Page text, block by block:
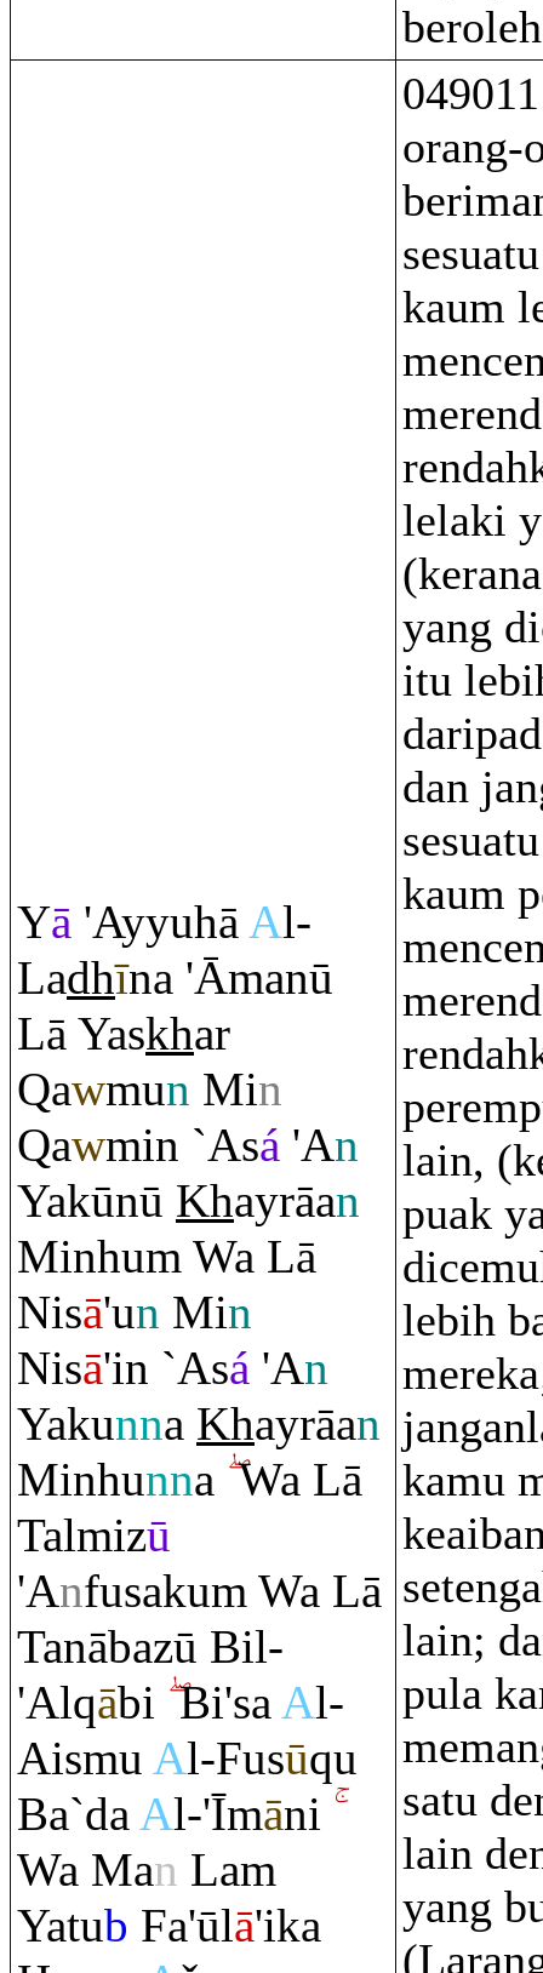
Yā 'AyyuhāAl-
Ladhīna 'Āmanū
Lā Yaskhar
Qawmun Min
Qawmin `Asá 'An
Yakūnū Khayrāan
Minhum Wa Lā
Nisā'un Min
Nisā'in `Asá 'An
Yakunna Khayrāan
Minhunna Wa Lā
Talmizū
'Anfusakum Wa Lā
Tanābazū Bil-
'Alqābi Bi'saAl-
Aismu Al-Fusūqu
Ba`daAl-'Īmāni
Wa Man Lam
Yatub Fa'ūlā'ika
orang-
kaum
lelaki
yang
itu
dan
kaum
lain,
puak
lebih
kamu
lain;
pula
satu
lain
yang